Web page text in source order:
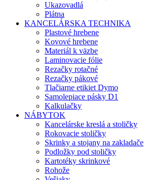
Ukazovadlá
Plátna
KANCELÁRSKA TECHNIKA
Plastové hrebene
Kovové hrebene
Materiál k väzbe
Laminovacie fólie
Rezačky rotačné
Rezačky pákové
Tlačiarne etikiet Dymo
Samolepiace pásky D1
Kalkulačky
NÁBYTOK
Kancelárske kreslá a stoličky
Rokovacie stoličky
Skrinky a stojany na zakladače
Podložky pod stoličky
Kartotéky skrinkové
Rohože